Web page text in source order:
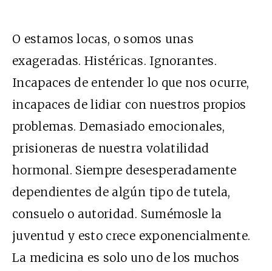
O estamos locas, o somos unas
exageradas. Histéricas. Ignorantes.
Incapaces de entender lo que nos ocurre,
incapaces de lidiar con nuestros propios
problemas. Demasiado emocionales,
prisioneras de nuestra volatilidad
hormonal. Siempre desesperadamente
dependientes de algún tipo de tutela,
consuelo o autoridad. Sumémosle la
juventud y esto crece exponencialmente.
La medicina es solo uno de los muchos